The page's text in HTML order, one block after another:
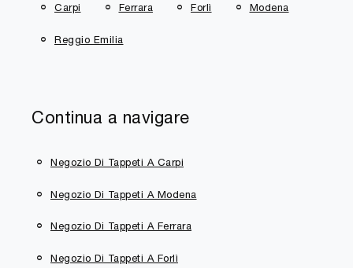
Carpi Ferrara Forlì Modena
Reggio Emilia
Continua a navigare
Negozio Di Tappeti A Carpi
Negozio Di Tappeti A Modena
Negozio Di Tappeti A Ferrara
Negozio Di Tappeti A Forlì